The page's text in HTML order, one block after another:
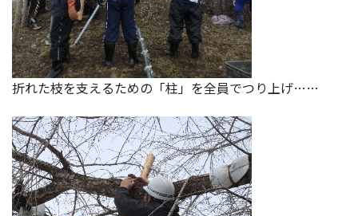
折れた枝を支えるための「柱」を全員でつり上げ……